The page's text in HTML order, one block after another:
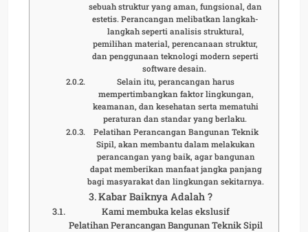
sebuah struktur yang aman, fungsional, dan
estetis. Perancangan melibatkan langkah-
langkah seperti analisis struktural,
pemilihan material, perencanaan struktur,
dan penggunaan teknologi modern seperti
software desain.
Selain itu, perancangan harus
mempertimbangkan faktor lingkungan,
keamanan, dan kesehatan serta mematuhi
peraturan dan standar yang berlaku.
Pelatihan Perancangan Bangunan Teknik
Sipil, akan membantu dalam melakukan
perancangan yang baik, agar bangunan
dapat memberikan manfaat jangka panjang
bagi masyarakat dan lingkungan sekitarnya.
Kabar Baiknya Adalah ?
Kami membuka kelas ekslusif
Pelatihan Perancangan Bangunan Teknik Sipil